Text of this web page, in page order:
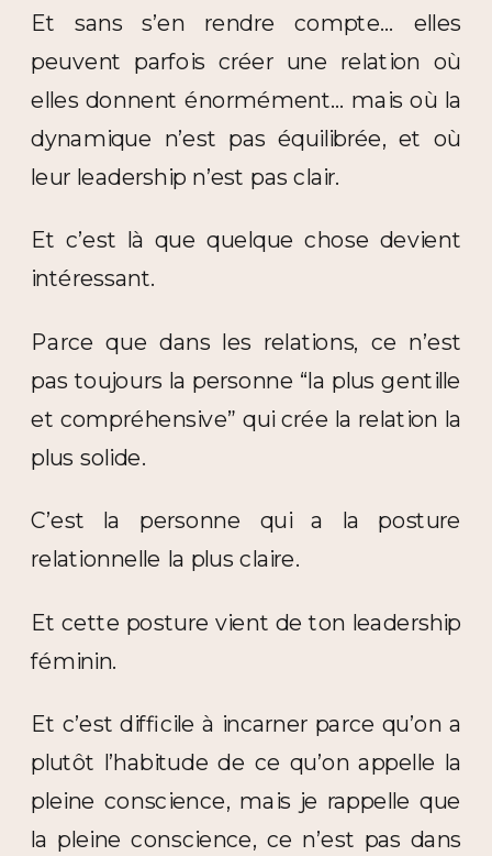
Et sans s’en rendre compte… elles
peuvent parfois créer une relation où
elles donnent énormément… mais où la
dynamique n’est pas équilibrée, et où
leur leadership n’est pas clair.
Et c’est là que quelque chose devient
intéressant.
Parce que dans les relations, ce n’est
pas toujours la personne “la plus gentille
et compréhensive” qui crée la relation la
plus solide.
C’est la personne qui a la posture
relationnelle la plus claire.
Et cette posture vient de ton leadership
féminin.
Et c’est difficile à incarner parce qu’on a
plutôt l’habitude de ce qu’on appelle la
pleine conscience, mais je rappelle que
la pleine conscience, ce n’est pas dans